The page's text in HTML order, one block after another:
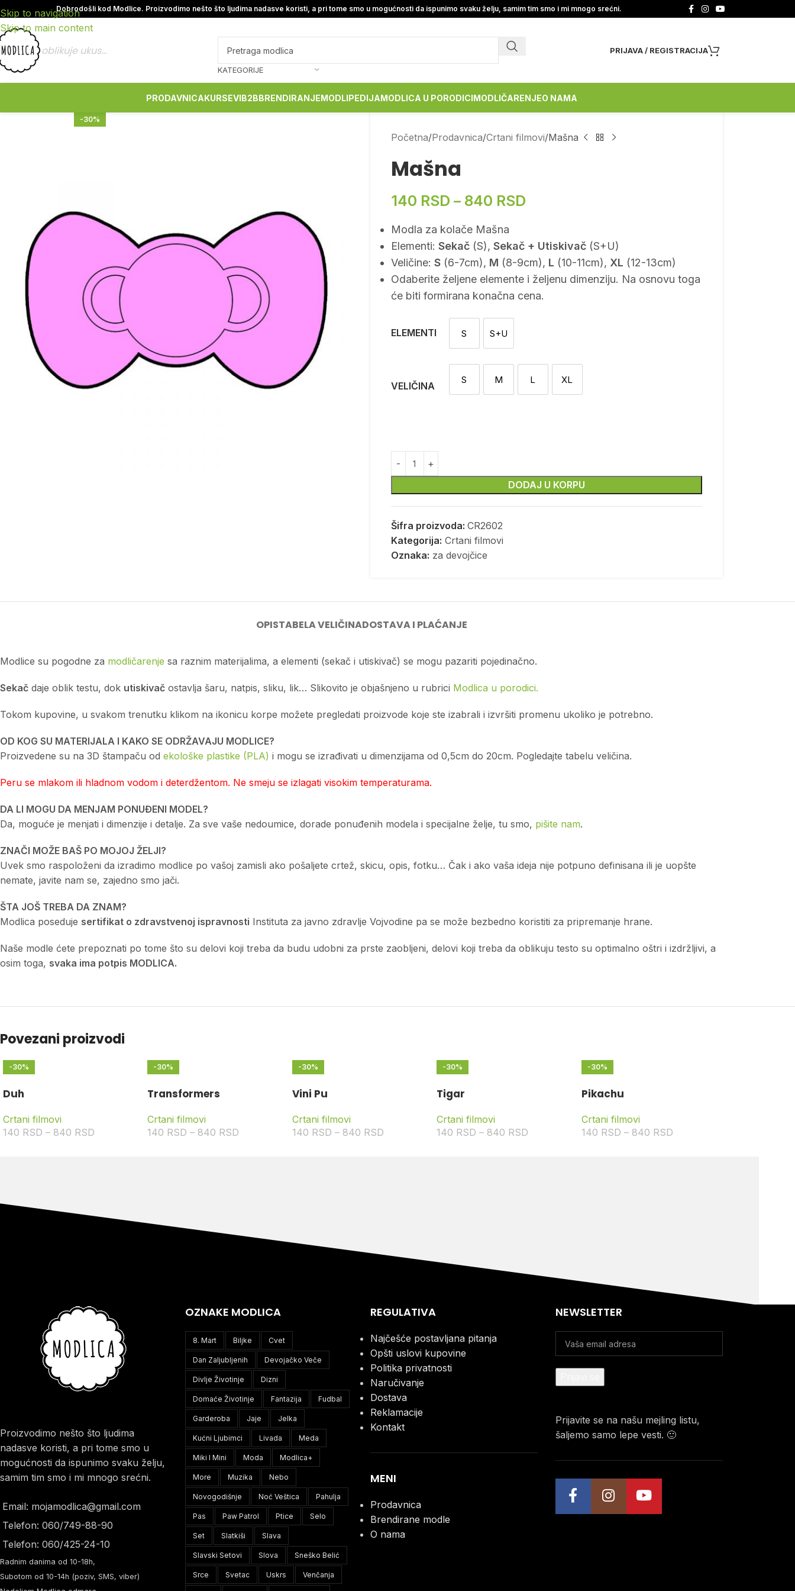
Skip to navigation
Skip to main content
Dobrodošli kod Modlice. Proizvodimo nešto što ljudima nadasve koristi, a pri tome smo u mogućnosti da ispunimo svaku želju, samim tim smo i mi mnogo srećni.
oblikuje ukus...
KATEGORIJE
PRIJAVA / REGISTRACIJA
PRODAVNICAKURSEVIB2BBRENDIRANJEMODLIPEDIJAMODLICA U PORODICIMODLIČARENJEO NAMA
-30%
Početna Prodavnica Crtani filmovi Mašna
Mašna
140 RSD – 840 RSD
Modla za kolače Mašna
Elementi: Sekač(S), Sekač + Utiskivač(S+U)
Veličine: S(6-7cm), M (8-9cm), L (10-11cm), XL (12-13cm)
Odaberite željene elemente i željenu dimenziju. Na osnovu toga
će biti formirana konačna cena.
ELEMENTI SSekačS+USekač i utiskivač
VELIČINA
S
S M
M LL XL
XL
DODAJ U KORPU
Šifra proizvoda: CR2602
Kategorija: Crtani filmovi
Oznaka: za devojčice
OPISTABELA VELIČINADOSTAVA I PLAĆANJE
Modlice su pogodne za modličarenje sa raznim materijalima, a elementi (sekač i utiskivač) se mogu pazariti pojedinačno.
Sekač daje oblik testu, dok utiskivač ostavlja šaru, natpis, sliku, lik… Slikovito je objašnjeno u rubrici Modlica u porodici.
Tokom kupovine, u svakom trenutku klikom na ikonicu korpe možete pregledati proizvode koje ste izabrali i izvršiti promenu ukoliko je potrebno.
OD KOG SU MATERIJALA I KAKO SE ODRŽAVAJU MODLICE?
Proizvedene su na 3D štampaču od ekološke plastike (PLA) i mogu se izrađivati u dimenzijama od 0,5cm do 20cm. Pogledajte tabelu veličina.
Peru se mlakom ili hladnom vodom i deterdžentom. Ne smeju se izlagati visokim temperaturama.
DA LI MOGU DA MENJAM PONUĐENI MODEL?
Da, moguće je menjati i dimenzije i detalje. Za sve vaše nedoumice, dorade ponuđenih modela i specijalne želje, tu smo, pišite nam.
ZNAČI MOŽE BAŠ PO MOJOJ ŽELJI?
Uvek smo raspoloženi da izradimo modlice po vašoj zamisli ako pošaljete crtež, skicu, opis, fotku… Čak i ako vaša ideja nije potpuno definisana ili je uopšte
nemate, javite nam se, zajedno smo jači.
ŠTA JOŠ TREBA DA ZNAM?
Modlica poseduje sertifikat o zdravstvenoj ispravnosti Instituta za javno zdravlje Vojvodine pa se može bezbedno koristiti za pripremanje hrane.
Naše modle ćete prepoznati po tome što su delovi koji treba da budu udobni za prste zaobljeni, delovi koji treba da oblikuju testo su optimalno oštri i izdržljivi, a
osim toga, svaka ima potpis MODLICA.
Povezani proizvodi
-30%
Duh
Crtani filmovi
140 RSD – 840 RSD
-30%
Transformers
Crtani filmovi
140 RSD – 840 RSD
-30%
Vini Pu
Crtani filmovi
140 RSD – 840 RSD
-30%
Tigar
Crtani filmovi
140 RSD – 840 RSD
-30%
Pikachu
Crtani filmovi
140 RSD – 840 RSD
Proizvodimo nešto što ljudima
nadasve koristi, a pri tome smo u
mogućnosti da ispunimo svaku želju,
samim tim smo i mi mnogo srećni.
Email: mojamodlica@gmail.com
Telefon: 060/749-88-90
Telefon: 060/425-24-10
Radnim danima od 10-18h,
Subotom od 10-14h (poziv, SMS, viber)
OZNAKE MODLICA
8. Mart Biljke Cvet
Dan Zaljubljenih Devojačko Veče
Divlje Životinje Dizni
Domaće Životinje Fantazija Fudbal
Garderoba Jaje Jelka
Kućni Ljubimci Livada Meda
Miki I Mini Moda Modlica+
More Muzika Nebo
Novogodišnje Noć Veštica Pahulja
Pas Paw Patrol Ptice Selo
Set Slatkiši Slava
Slavski Setovi Slova Sneško Belić
Srce Svetac Uskrs Venčanja
REGULATIVA
Najčešće postavljana pitanja
Opšti uslovi kupovine
Politika privatnosti
Naručivanje
Dostava
Reklamacije
Kontakt
MENI
Prodavnica
Brendirane modle
O nama
NEWSLETTER
Prijavite se na našu mejling listu,
šaljemo samo lepe vesti. 🙂